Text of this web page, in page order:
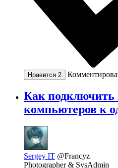
Нравится 2
Как подключить
компьютеров к
Sergey IT @Francyz
Photographer & SysAdmin